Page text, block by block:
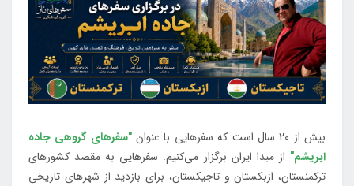
بیش از 20 سال است که سفرهایی با عنوان
"سفرهای گروهی جاده
ابریشم" از مبدا ایران برگزار می‌کنیم. سفرهایی به مقصد کشورهای
ترکمنستان، ازبکستان و تاجیکستان، برای بازدید از شهرهای تاریخی